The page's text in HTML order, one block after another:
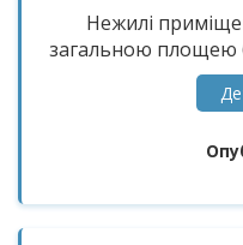
Нежилі
загальною площею
за адресою: м.